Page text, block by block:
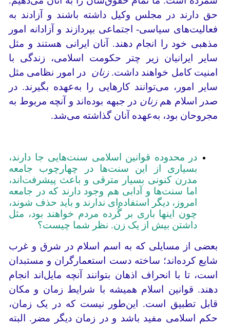
حق دارند در مجلس وکیل داشته باشند و آزادند به
فعالیت‌های سیاسی- اجتماعی بپردازند و آزادانه امور
مذهبی خود را انجام دهند. آنان ایرانی هستند و مثل
سایر ایرانیان زیر چتر حکومت اسلامی، زندگی با
امنیت کامل خواهند داشت.زنان در امور نظامی مثل
سایر امور، می‌توانند کارهایی را به‌عهده بگیرند. در
صدر اسلام همزنان در جبهه بوده‌اند و آنچه مربوط به
مجروحان بود، به‌عهده آنان گذاشته می‌شد.
در محدوده قوانین اسلامی سنت‌هایی جا دارند،
بسیاری از این سنت‌ها در چهارچوب جامعه
مدرن کنونی بسیار مترقی و باعث پیشرفت‌اند،
اما سنت‌ها و آدابی هم وجود دارند که در جامعه
امروز، دیگر استفاده‌ای ندارند و باید حذف شوند،
چون اینها باری بر گُرده مردم خواهند بود، مثل
داشتن بیش از یک زن. نظر شما چیست؟
بعضی از مسایلی که به اسم اسلام در شرق و غرب
شایع کرده‌اند؛ ساخته دست استعمارگران و مستبدان
است، تا با انحراف اذهان بتوانند آنچه مایل‌اند انجام
دهند. قوانین اسلام همیشه با شرایط زمان و مکان
قابل تطبیق است. این‌طور نیست که در یک زمان،
حکم اسلامی مفید باشد و در زمان دیگر مضر. البته